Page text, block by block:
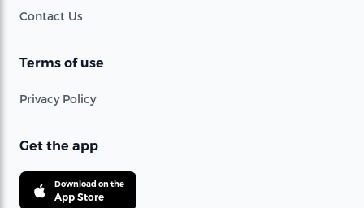
Contact Us
Terms of use
Privacy Policy
Get the app
Download on the
App Store